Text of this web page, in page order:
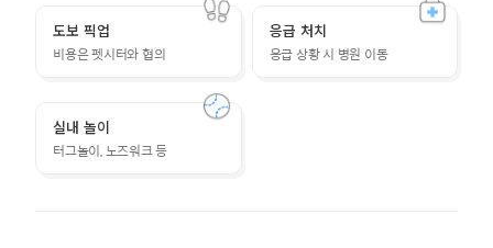
도보 픽업
비용은 펫시터와 협의
응급 처치
응급 상황 시 병원 이동
실내 놀이
터그놀이, 노즈워크 등